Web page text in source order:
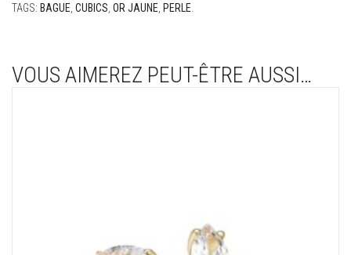
TAGS: BAGUE CUBICS OR JAUNE PERLE
VOUS AIMEREZ PEUT-ÊTRE AUSSI…